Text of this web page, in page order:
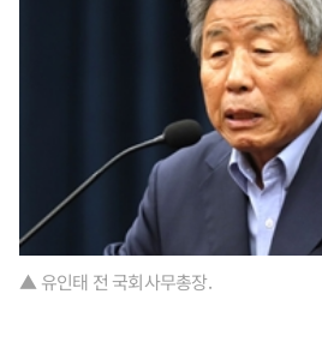
▲ 유인태 전 국회사무총장.